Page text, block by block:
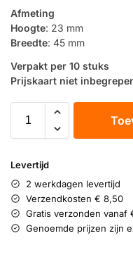
Afmeting
Hoogte: 23 mm
Breedte: 45 mm
Verpakt per 10 stuks
Prijskaart niet
Levertijd
2 werkdagen levertijd
Verzendkosten € 8,50
Gratis verzonden vanaf
Genoemde prijzen zijn